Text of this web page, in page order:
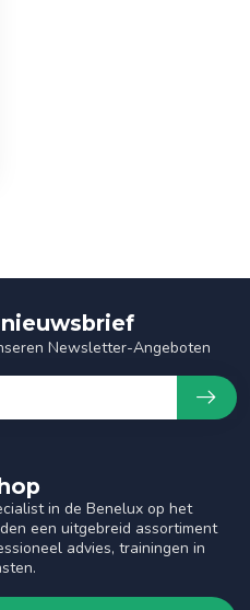
in de Benelux op het
een uitgebreid assortiment
advies, trainingen in
Newsletter-Angeboten